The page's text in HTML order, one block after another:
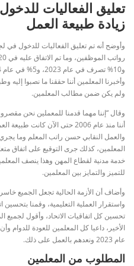
تعليق الفعاليات
زيادة طبيعة العمل
وأوضح أنه تم تعليق الفعاليات للدخول
وأخبرنا المعلمين أننا حققنا ما نصبوا إليه
ولم يكن ضمن مطالب المعلمين.
وقال “إننا مهما قدمنا للمعملين نحن
والعمل النقابي حسن راتب المعلم وما
المعلمين، كذلك جرى التوقيع على اتفاق
خدمة مدنية لقطاع المهن وهذا ينصف
للتميز والتمايز بين المعلمين.
وأضاف أن الأزمة الحالية تجعل الجميع
تحسين كل اتفاقيات الاتحاد، وأقول لجميع
عام 2023 ونعدهم بالعمل على ذلك.
المطلوب من المعلمين